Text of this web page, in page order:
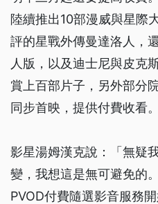
陸續推出10部漫威與星際
評的星戰外傳曼達洛人，
人版，以及迪士尼與皮克
賞上百部片子，另外部分
同步首映，提供付費收看。
影星湯姆漢克說：「無疑
變，我想這是無可避免的
PVOD付費隨選影音服務開